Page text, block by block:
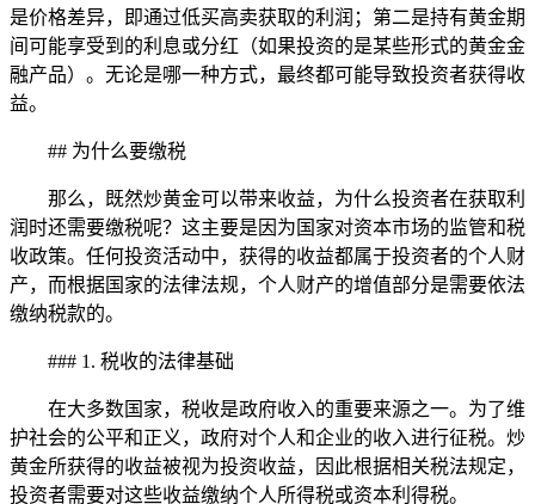
是价格差异，即通过低买高卖获取的利润；第二是持有黄金期
间可能享受到的利息或分红（如果投资的是某些形式的黄金金
融产品）。无论是哪一种方式，最终都可能导致投资者获得收
益。
## 为什么要缴税
那么，既然炒黄金可以带来收益，为什么投资者在获取利
润时还需要缴税呢？这主要是因为国家对资本市场的监管和税
收政策。任何投资活动中，获得的收益都属于投资者的个人财
产，而根据国家的法律法规，个人财产的增值部分是需要依法
缴纳税款的。
### 1. 税收的法律基础
在大多数国家，税收是政府收入的重要来源之一。为了维
护社会的公平和正义，政府对个人和企业的收入进行征税。炒
黄金所获得的收益被视为投资收益，因此根据相关税法规定，
投资者需要对这些收益缴纳个人所得税或资本利得税。